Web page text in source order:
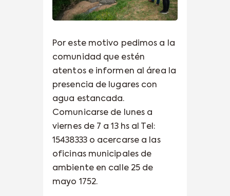
Por este motivo pedimos a la
comunidad que estén
atentos e informen al área la
presencia de lugares con
agua estancada.
Comunicarse de lunes a
viernes de 7 a 13 hs al Tel:
15438333 o acercarse a las
oficinas municipales de
ambiente en calle 25 de
mayo 1752.